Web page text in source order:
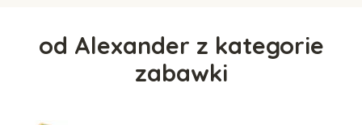
od Alexander z kategorie
zabawki